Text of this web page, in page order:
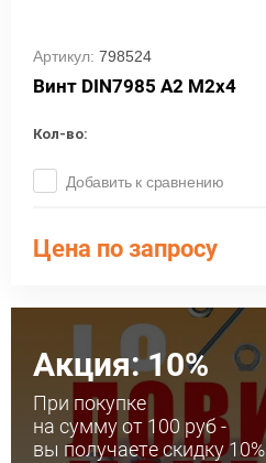
Акция: 10%
При покупке
на сумму от 100 руб -
вы получаете скидку 10%
Артикул: 798524
Винт DIN7985 A2 M2х4
Кол-во:
Добавить к сравнению
Цена по запросу